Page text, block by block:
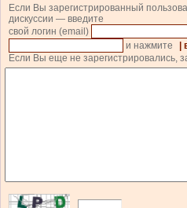
Если Вы зарегистрированный
дискуссии — введите
свой логин (email)
и нажмите
|
Если Вы еще не зарегистрировались,